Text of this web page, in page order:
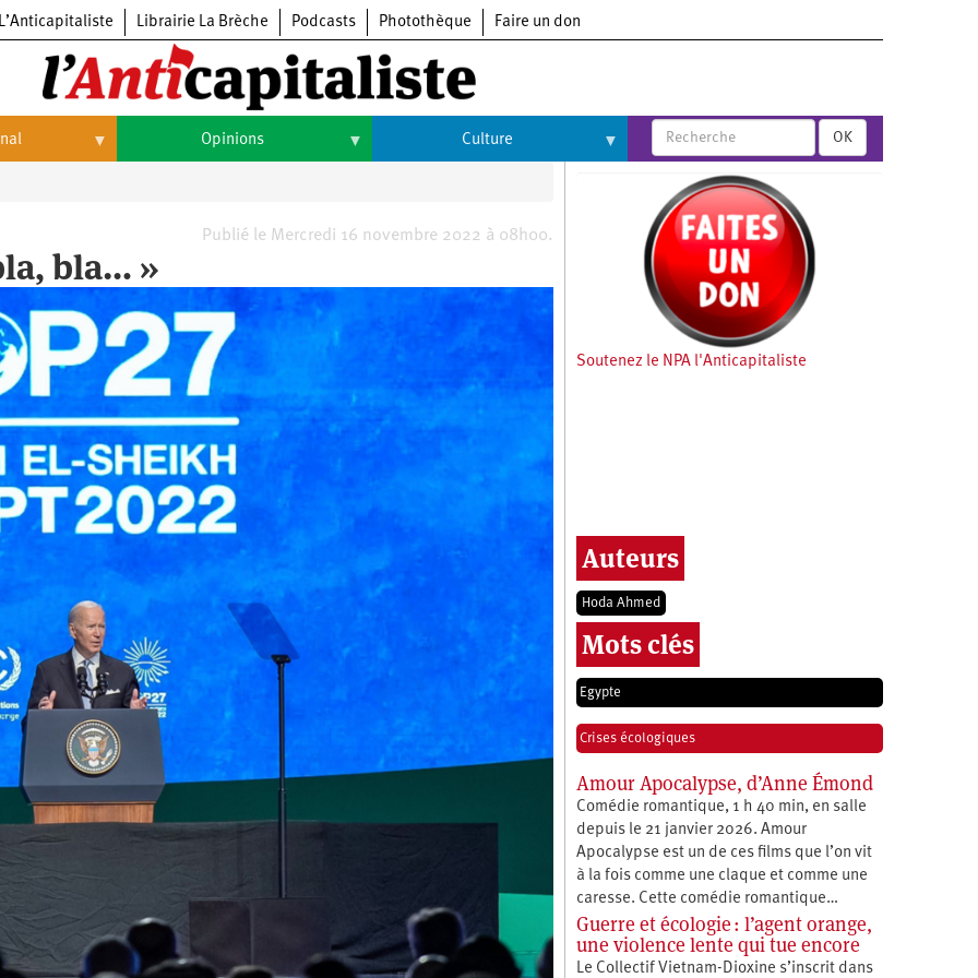
L’Anticapitaliste Librairie La Brèche Podcasts Photothèque Faire un don
Opinions Culture
Arts
Expositions
Musique
OK
Publié le Mercredi 16 novembre 2022 à 08h00.
bla… »
Soutenez le NPA l'Anticapitaliste
Auteurs
Hoda Ahmed
Mots clés
Egypte
Crises écologiques
Amour Apocalypse, d’Anne Émond
Comédie romantique, 1 h 40 min, en salle
depuis le 21 janvier 2026. Amour
Apocalypse est un de ces films que l’on vit
à la fois comme une claque et comme une
caresse. Cette comédie romantique…
Guerre et écologie : l’agent orange,
une violence lente qui tue encore
Le Collectif Vietnam-Dioxine s’inscrit dans